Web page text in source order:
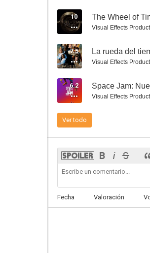
Sweeney Todd: El barbero diabólico de la calle Fleet
10 The Wheel of
Visual Effects
7.5 La rueda del
Visual Effects
6.2 Space Jam:
Visual Effects
Ver todo
Fecha Valoración